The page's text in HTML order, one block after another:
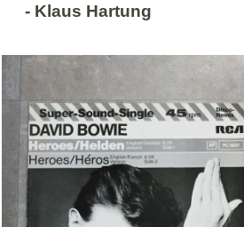
- Klaus Hartung